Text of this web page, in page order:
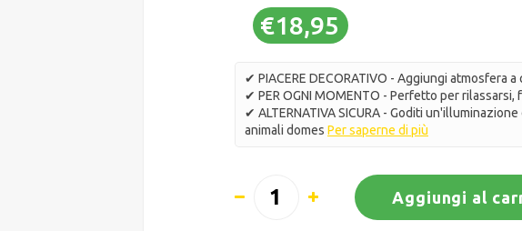
€18,95
✔ PIACERE DECORATIVO - Aggiungi atmosfera
✔ PER OGNI MOMENTO - Perfetto per
✔ ALTERNATIVA SICURA - Goditi
animali domes Per saperne di più
Aggiungi al